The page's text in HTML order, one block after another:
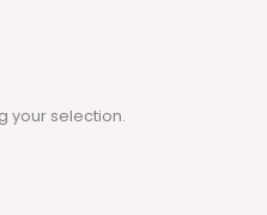
your selection.